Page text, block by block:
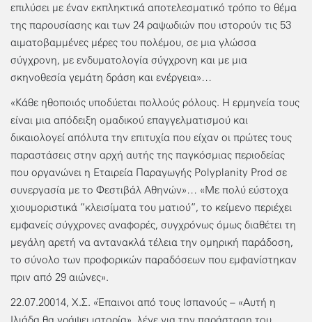
επιλύσει με έναν εκπληκτικά αποτελεσματικό τρόπο το θέμα
της παρουσίασης και των 24 ραψωδιών που ιστορούν τις 53
αιματοβαμμένες μέρες του πολέμου, σε μια γλώσσα
σύγχρονη, με ενδυματολογία σύγχρονη και με μια
σκηνοθεσία γεμάτη δράση και ενέργεια»…
«Κάθε ηθοποιός υποδύεται πολλούς ρόλους. Η ερμηνεία τους
είναι μια απόδειξη ομαδικού επαγγελματισμού και
δικαιολογεί απόλυτα την επιτυχία που είχαν οι πρώτες τους
παραστάσεις στην αρχή αυτής της παγκόσμιας περιοδείας
που οργανώνει η Εταιρεία Παραγωγής Polyplanity Prod σε
συνεργασία με το Φεστιβάλ Αθηνών»… «Με πολύ εύστοχα
χιουμοριστικά ”κλεισίματα του ματιού”, το κείμενο περιέχει
εμφανείς σύγχρονες αναφορές, συγχρόνως όμως διαθέτει τη
μεγάλη αρετή να αντανακλά τέλεια την ομηρική παράδοση,
το σύνολο των προφορικών παραδόσεων που εμφανίστηκαν
πριν από 29 αιώνες».
22.07.20014, Χ.Σ. «Έπαινοι από τους Ισπανούς – «Αυτή η